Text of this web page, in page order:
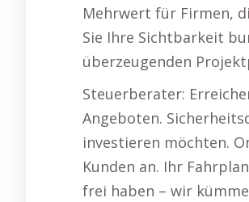
Mehrwert für Firmen,
Sie Ihre Sichtbarkeit
überzeugenden
Steuerberater:
Angeboten.
investieren möchten.
Kunden an. Ihr
frei haben – wir